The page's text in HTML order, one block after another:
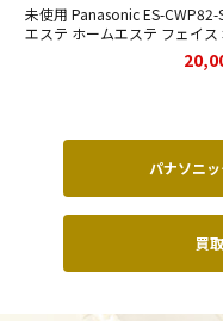
未使用 Panasonic ES-CWP82-
エステ ホームエステ フェイス
ィ用お買取させて頂きました
パナソニ
買